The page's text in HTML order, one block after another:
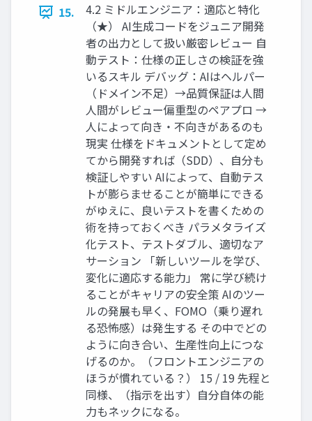
15.
4.2 ミドルエンジニア：適応と特化
（★） AI生成コードをジュニア開発
者の出力として扱い厳密レビュー 自
動テスト：仕様の正しさの検証を強
いるスキル デバッグ：AIはヘルパー
（ドメイン不足）→品質保証は人間
人間がレビュー偏重型のペアプロ →
人によって向き・不向きがあるのも
現実 仕様をドキュメントとして定め
てから開発すれば（SDD）、自分も
検証しやすい AIによって、自動テス
トが膨らませることが簡単にできる
がゆえに、良いテストを書くための
術を持っておくべき パラメタライズ
化テスト、テストダブル、適切なア
サーション 「新しいツールを学び、
変化に適応する能力」 常に学び続け
ることがキャリアの安全策 AIのツー
ルの発展も早く、FOMO（乗り遅れ
る恐怖感）は発生する その中でどの
ように向き合い、生産性向上につな
げるのか。（フロントエンジニアの
ほうが慣れている？） 15 / 19 先程と
同様、（指示を出す）自分自体の能
力もネックになる。